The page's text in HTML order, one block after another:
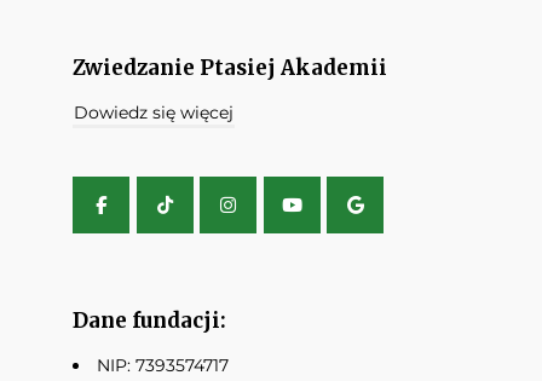
Zwiedzanie Ptasiej Akademii
Dowiedz się więcej
Dane fundacji:
NIP: 7393574717